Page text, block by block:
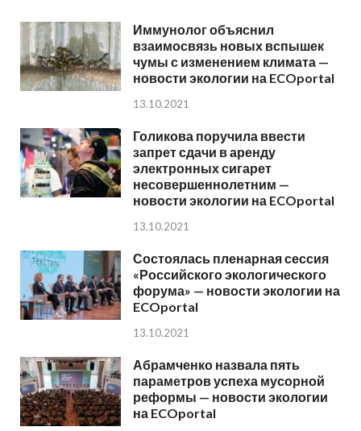
Иммунолог объяснил
взаимосвязь новых вспышек
чумы с изменением климата —
новости экологии на ECOportal
13.10.2021
Голикова поручила ввести
запрет сдачи в аренду
электронных сигарет
несовершеннолетним —
новости экологии на ECOportal
13.10.2021
Состоялась пленарная сессия
«Российского экологического
форума» — новости экологии на
ECOportal
13.10.2021
Абрамченко назвала пять
параметров успеха мусорной
реформы — новости экологии
на ECOportal